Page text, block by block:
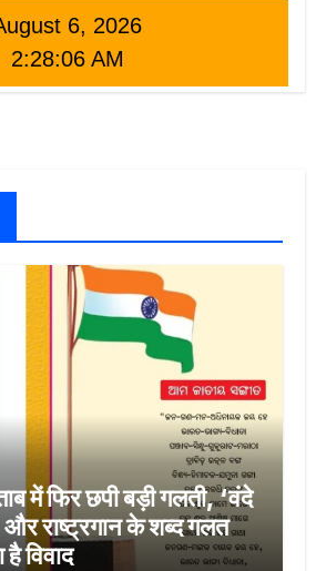
6, 2026
2:28:08 AM
में फिर छपी बड़ी गलती, ‘वंदे
राष्ट्रगान के शब्द गलत
विवाद